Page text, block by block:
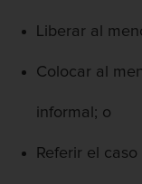
Liberar al
Colocar al
informal; o
Referir el